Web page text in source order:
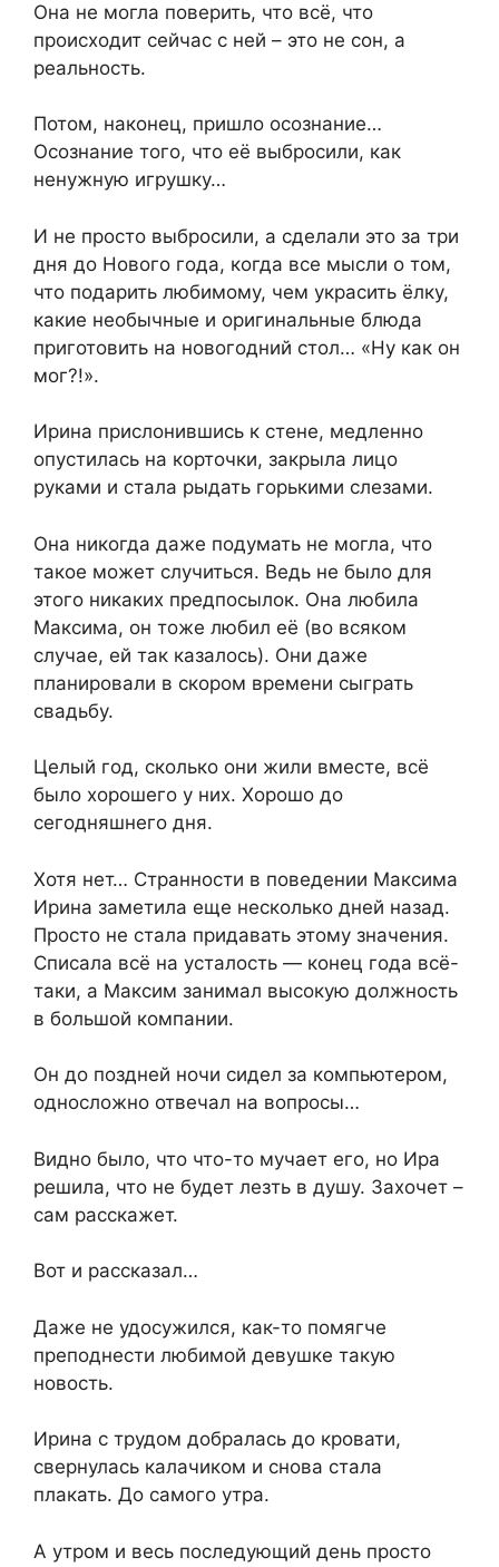
Она не могла поверить, что всё, что
происходит сейчас с ней – это не сон, а
реальность.
Потом, наконец, пришло осознание…
Осознание того, что её выбросили, как
ненужную игрушку…
И не просто выбросили, а сделали это за три
дня до Нового года, когда все мысли о том,
что подарить любимому, чем украсить ёлку,
какие необычные и оригинальные блюда
приготовить на новогодний стол… «Ну как он
мог?!».
Ирина прислонившись к стене, медленно
опустилась на корточки, закрыла лицо
руками и стала рыдать горькими слезами.
Она никогда даже подумать не могла, что
такое может случиться. Ведь не было для
этого никаких предпосылок. Она любила
Максима, он тоже любил её (во всяком
случае, ей так казалось). Они даже
планировали в скором времени сыграть
свадьбу.
Целый год, сколько они жили вместе, всё
было хорошего у них. Хорошо до
сегодняшнего дня.
Хотя нет… Странности в поведении Максима
Ирина заметила еще несколько дней назад.
Просто не стала придавать этому значения.
Списала всё на усталость — конец года всё-
таки, а Максим занимал высокую должность
в большой компании.
Он до поздней ночи сидел за компьютером,
односложно отвечал на вопросы…
Видно было, что что-то мучает его, но Ира
решила, что не будет лезть в душу. Захочет –
сам расскажет.
Вот и рассказал…
Даже не удосужился, как-то помягче
преподнести любимой девушке такую
новость.
Ирина с трудом добралась до кровати,
свернулась калачиком и снова стала
плакать. До самого утра.
А утром и весь последующий день просто